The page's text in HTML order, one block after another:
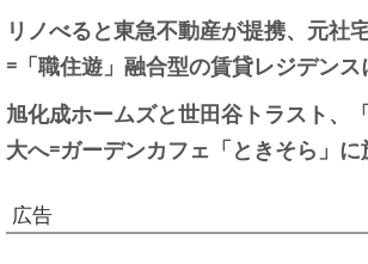
リノべると東急不動産が提携、元社
=「職住遊」融合型の賃貸レジデンス
旭化成ホームズと世田谷トラスト、
大へ=ガーデンカフェ「ときそら」
広告